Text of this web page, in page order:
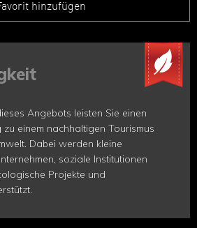
hinzufügen
Angebots leisten Sie einen
einem nachhaltigen Tourismus
Dabei werden kleine
soziale Institutionen
Projekte und